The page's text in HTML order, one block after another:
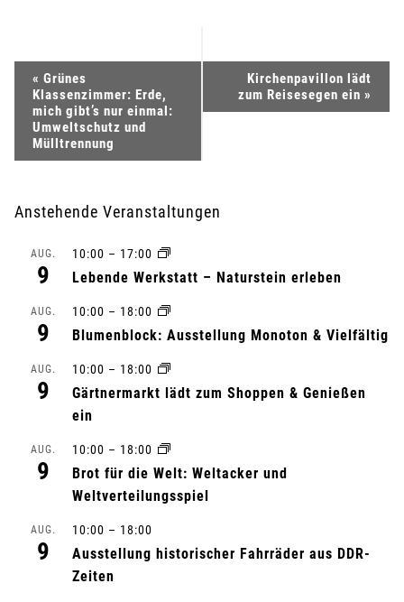
r
a
« Grünes
Klassenzimmer: Erde,
mich gibt’s nur einmal:
Umweltschutz und
Mülltrennung
Kirchenpavillon lädt
zum Reisesegen ein »
Anstehende Veranstaltungen
AUG.
9
10:00 – 17:00
Lebende Werkstatt – Naturstein erleben
AUG.
9
10:00 – 18:00
Blumenblock: Ausstellung Monoton & Vielfältig
AUG.
9
10:00 – 18:00
Gärtnermarkt lädt zum Shoppen & Genießen
ein
AUG.
9
10:00 – 18:00
Brot für die Welt: Weltacker und
Weltverteilungsspiel
AUG.
9
10:00 – 18:00
Ausstellung historischer Fahrräder aus DDR-
Zeiten